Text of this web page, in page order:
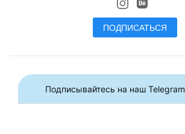
ПОДПИСАТЬСЯ
Подписывайтесь на наш Telegram